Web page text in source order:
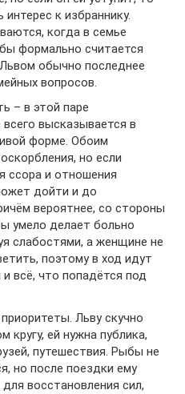
к избраннику.
когда в семье
формально считается
обычно последнее
вопросов.
– в этой паре
высказывается в
форме. Обоим
но если
ссора и отношения
дойти и до
вероятнее, со стороны
умело делает больно
слабостями, а женщине не
поэтому в ход идут
всё, что попадётся под
Льву скучно
кругу, ей нужна публика,
путешествия. Рыбы не
но после поездки ему
восстановления сил,